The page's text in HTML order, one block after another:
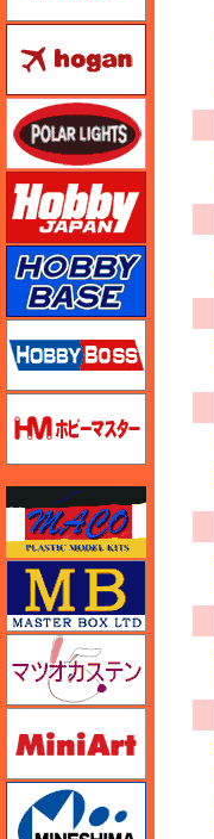
ホーガン
ポーララ
ホビージ
ホビーベ
ホビーボ
ホビーマ
マスター
マツオカ